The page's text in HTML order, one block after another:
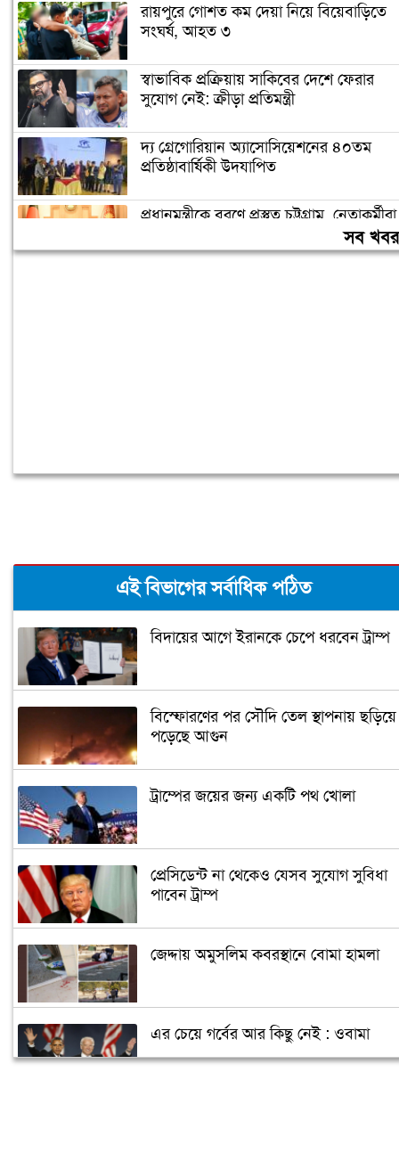
রায়পুরে গোশত কম দেয়া নিয়ে বিয়েবাড়িতে
সংঘর্ষ, আহত ৩
স্বাভাবিক প্রক্রিয়ায় সাকিবের দেশে ফেরার
সুযোগ নেই: ক্রীড়া প্রতিমন্ত্রী
দ্য গ্রেগোরিয়ান অ্যাসোসিয়েশনের ৪০তম
প্রতিষ্ঠাবার্ষিকী উদযাপিত
প্রধানমন্ত্রীকে বরণে প্রস্তুত চট্টগ্রাম, নেতাকর্মীরা
সব
এই বিভাগের সর্বাধিক পঠিত
বিদায়ের আগে ইরানকে চেপে ধরবেন ট্রাম্প
বিস্ফোরণের পর সৌদি তেল স্থাপনায় ছড়িয়ে
পড়েছে আগুন
ট্রাম্পের জয়ের জন্য একটি পথ খোলা
প্রেসিডেন্ট না থেকেও যেসব সুযোগ সুবিধা
পাবেন ট্রাম্প
জেদ্দায় অমুসলিম কবরস্থানে বোমা হামলা
এর চেয়ে গর্বের আর কিছু নেই : ওবামা